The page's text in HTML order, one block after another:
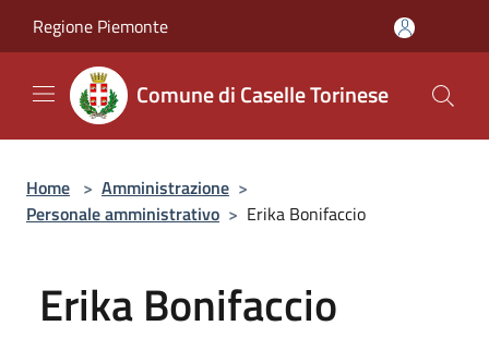
Regione Piemonte
Comune di Caselle Torinese
Home > Amministrazione >
Personale amministrativo > Erika Bonifaccio
Erika Bonifaccio